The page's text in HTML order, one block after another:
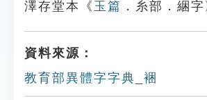
澤存堂本《 玉篇 ．糸部．綑字
資料來源：
教育部異體字字典_裍